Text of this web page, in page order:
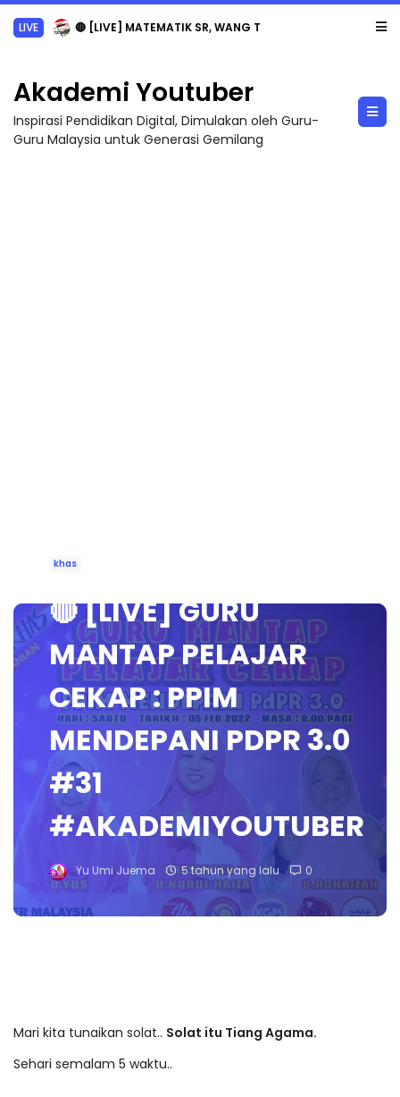
Sejarah Tingkatan 4
Akademi Youtuber
Inspirasi Pendidikan Digital, Dimulakan oleh Guru-
Guru Malaysia untuk Generasi Gemilang
khas
🔴 [LIVE] GURU
MANTAP PELAJAR
CEKAP : PPIM
MENDEPANI PDPR 3.0
#31
#AKADEMIYOUTUBER
Yu Umi Juema 5 tahun yang lalu 0
Mari kita tunaikan solat.. Solat itu Tiang Agama.
Sehari semalam 5 waktu..